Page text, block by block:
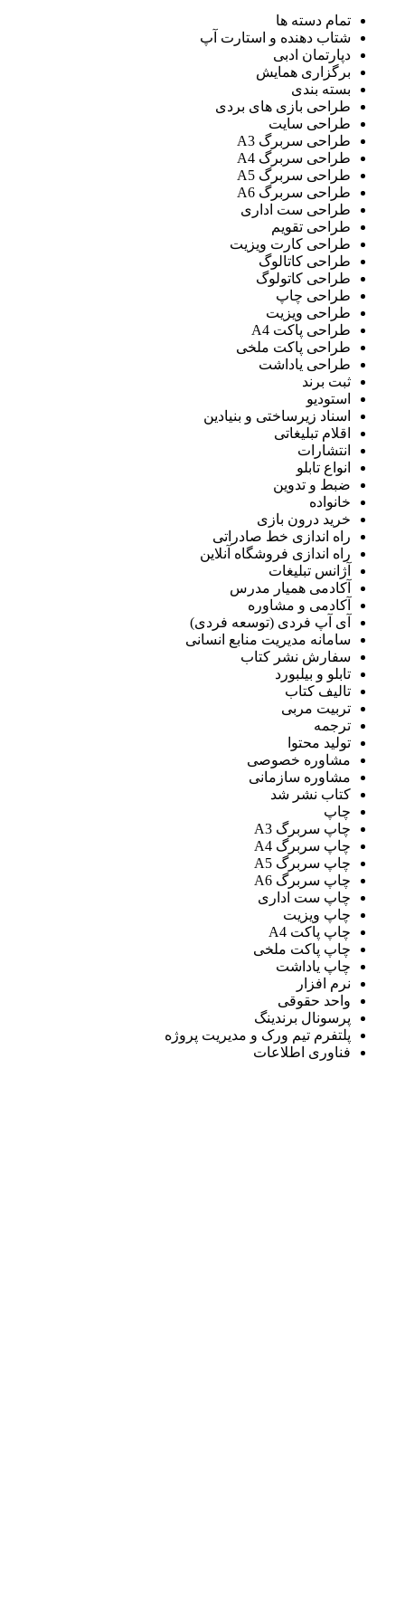
تمام دسته ها
شتاب دهنده و استارت آپ
دپارتمان ادبی
برگزاری همایش
بسته بندی
طراحی بازی های بردی
طراحی سایت
طراحی سربرگ A3
طراحی سربرگ A4
طراحی سربرگ A5
طراحی سربرگ A6
طراحی ست اداری
طراحی تقویم
طراحی کارت ویزیت
طراحی کاتالوگ
طراحی کاتولوگ
طراحی چاپ
طراحی ویزیت
طراحی پاکت A4
طراحی پاکت ملخی
طراحی یاداشت
ثبت برند
استودیو
اسناد زیرساختی و بنیادین
اقلام تبلیغاتی
انتشارات
انواع تابلو
ضبط و تدوین
خانواده
خرید درون بازی
راه اندازی خط صادراتی
راه اندازی فروشگاه آنلاین
آژانس تبلیغات
آکادمی همیار مدرس
آکادمی و مشاوره
آی آپ فردی (توسعه فردی)
سامانه مدیریت منابع انسانی
سفارش نشر کتاب
تابلو و بیلبورد
تالیف کتاب
تربیت مربی
ترجمه
تولید محتوا
مشاوره خصوصی
مشاوره سازمانی
کتاب نشر شد
چاپ سربرگ A3
چاپ سربرگ A4
چاپ سربرگ A5
چاپ سربرگ A6
چاپ ست اداری
چاپ ویزیت
چاپ پاکت A4
چاپ پاکت ملخی
چاپ یاداشت
نرم افزار
واحد حقوقی
پرسونال برندینگ
پلتفرم تیم ورک و مدیریت پروژه
فناوری اطلاعات